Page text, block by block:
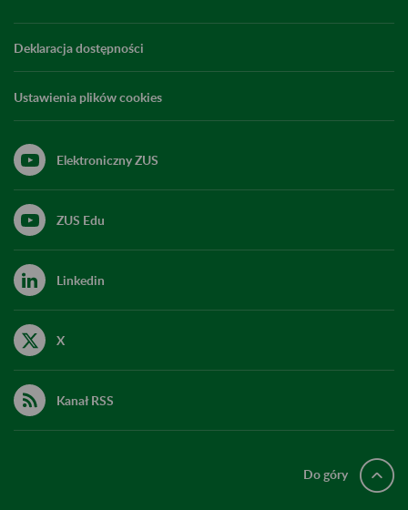
Deklaracja dostępności
Ustawienia plików cookies
Elektroniczny ZUS
ZUS Edu
Linkedin
X
Kanał RSS
Do góry